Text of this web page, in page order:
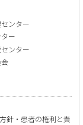
ンター
ー
ンター
針・患者の権利と責